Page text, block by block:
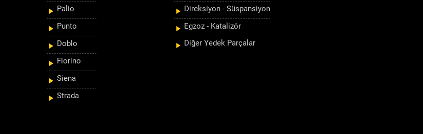
Palio
Punto
Doblo
Fiorino
Siena
Strada
Direksiyon - Süspansiyon
Egzoz - Katalizör
Diğer Yedek Parçalar